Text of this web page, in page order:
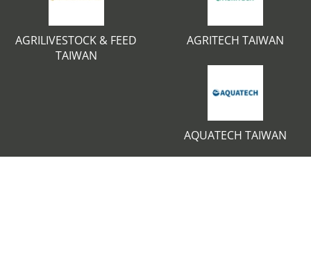
AGRILIVESTOCK & FEED
TAIWAN
AGRITECH TAIWAN
AQUATECH TAIWAN